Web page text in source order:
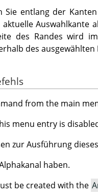
Sie entlang der
Auswahlkante
des Randes wird
des ausgewählten
from the main
menu entry is
zur Ausführung
haben.
be created with the